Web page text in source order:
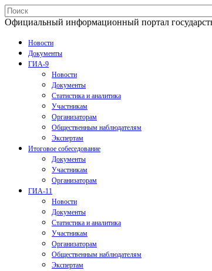
Официальный информационный портал
Новости
Документы
ГИА-9
Новости
Документы
Статистика и аналитика
Участникам
Организаторам
Общественным наблюдателям
Экспертам
Итоговое собеседование
Документы
Участникам
Организаторам
ГИА-11
Новости
Документы
Статистика и аналитика
Участникам
Организаторам
Общественным наблюдателям
Экспертам